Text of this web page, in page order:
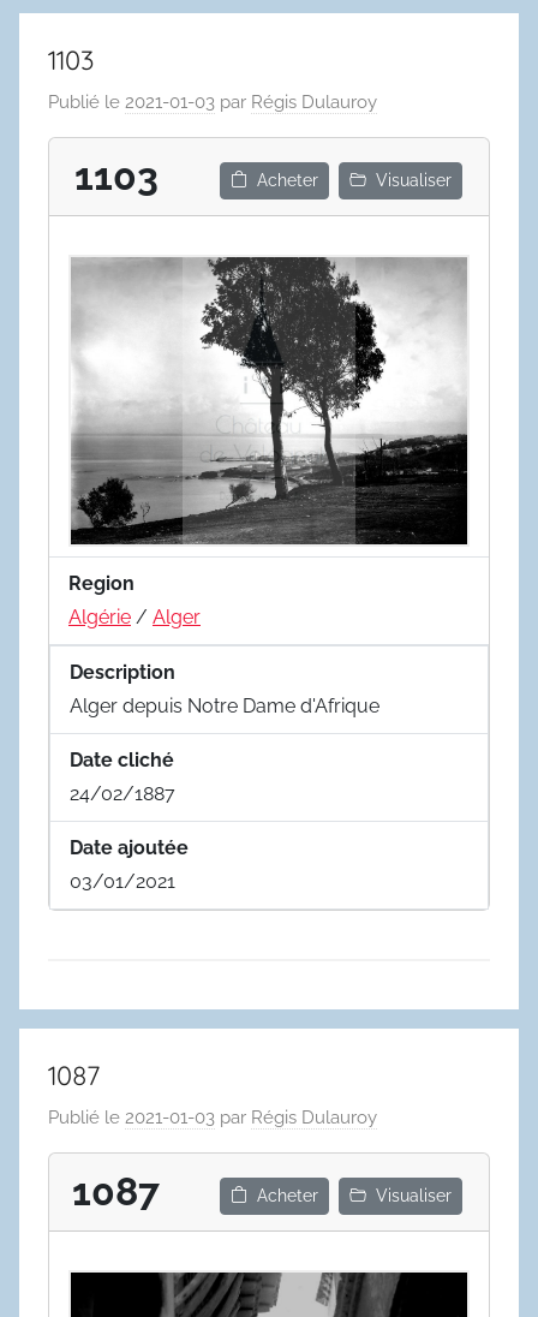
1103
Publié le 2021-01-03 par Régis Dulauroy
1103 Acheter Visualiser
Region
Algérie / Alger
Description
Alger depuis Notre Dame d'Afrique
Date cliché
24/02/1887
Date ajoutée
03/01/2021
1087
Publié le 2021-01-03 par Régis Dulauroy
1087 Acheter Visualiser